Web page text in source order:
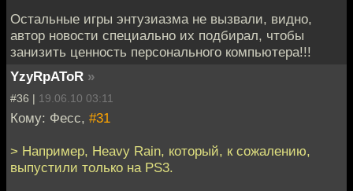
Остальные игры энтузиазма не вызвали, видно,
автор новости специально их подбирал, чтобы
занизить ценность персонального компьютера!!!
YzyRpAToR »
#36 | 19.06.10 03:11
Кому: Фесс, #31
> Например, Heavy Rain, который, к сожалению,
выпустили только на PS3.